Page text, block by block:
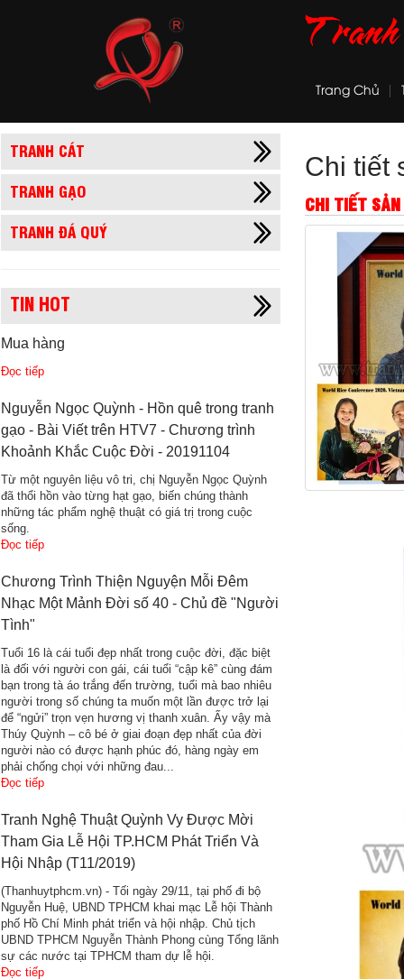
Trang Chủ
TRANH CÁT
TRANH GẠO
TRANH ĐÁ QUÝ
TIN HOT
Mua hàng
Đọc tiếp
Nguyễn Ngọc Quỳnh - Hồn quê trong tranh
gạo - Bài Viết trên HTV7 - Chương trình
Khoảnh Khắc Cuộc Đời - 20191104
Từ một nguyên liệu vô tri, chị Nguyễn Ngọc Quỳnh
đã thổi hồn vào từng hạt gạo, biến chúng thành
những tác phẩm nghệ thuật có giá trị trong cuộc
sống.
Đọc tiếp
Chương Trình Thiện Nguyện Mỗi Đêm
Nhạc Một Mảnh Đời số 40 - Chủ đề "Người
Tình"
Tuổi 16 là cái tuổi đẹp nhất trong cuộc đời, đặc biệt
là đối với người con gái, cái tuổi “cập kê” cùng đám
bạn trong tà áo trắng đến trường, tuổi mà bao nhiêu
người trong số chúng ta muốn một lần được trở lại
để “ngửi” trọn vẹn hương vị thanh xuân. Ấy vậy mà
Thúy Quỳnh – cô bé ở giai đoạn đẹp nhất của đời
người nào có được hạnh phúc đó, hàng ngày em
phải chống chọi với những đau...
Đọc tiếp
Tranh Nghệ Thuật Quỳnh Vy Được Mời
Tham Gia Lễ Hội TP.HCM Phát Triển Và
Hội Nhập (T11/2019)
(Thanhuytphcm.vn) - Tối ngày 29/11, tại phố đi bộ
Nguyễn Huệ, UBND TPHCM khai mạc Lễ hội Thành
phố Hồ Chí Minh phát triển và hội nhập. Chủ tịch
UBND TPHCM Nguyễn Thành Phong cùng Tổng lãnh
sự các nước tại TPHCM tham dự lễ hội.
Đọc tiếp
Chi tiết
CHI TIẾT